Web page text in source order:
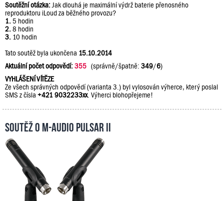
Soutěžní otázka: Jak dlouhá je maximální výdrž baterie přenosného
reproduktoru iLoud za běžného provozu?
1. 5 hodin
2. 8 hodin
3. 10 hodin
Tato soutěž byla ukončena 15.10.2014
Aktuální počet odpovědí:355 (správně/špatně: 349/6)
VYHLÁŠENÍ VÍTĚZE
Ze všech správných odpovědí (varianta 3.) byl vylosován výherce, který poslal
SMS z čísla +421 9032233xx. Výherci blohopřejeme!
Soutěž o M-Audio PULSAR II